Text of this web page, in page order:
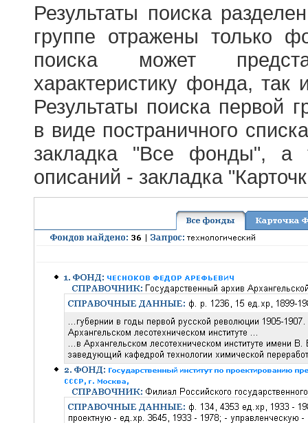
Результаты поиска
группе отражены только
поиска может
характеристику фонда,
Результаты поиска первой
в виде постраничного
закладка "Все фонды", а
описаний - закладка